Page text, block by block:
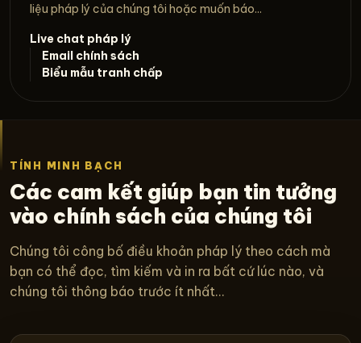
liệu pháp lý của chúng tôi hoặc muốn báo...
Live chat pháp lý
Email chính sách
Biểu mẫu tranh chấp
TÍNH MINH BẠCH
Các cam kết giúp bạn tin tưởng
vào chính sách của chúng tôi
Chúng tôi công bố điều khoản pháp lý theo cách mà
bạn có thể đọc, tìm kiếm và in ra bất cứ lúc nào, và
chúng tôi thông báo trước ít nhất...